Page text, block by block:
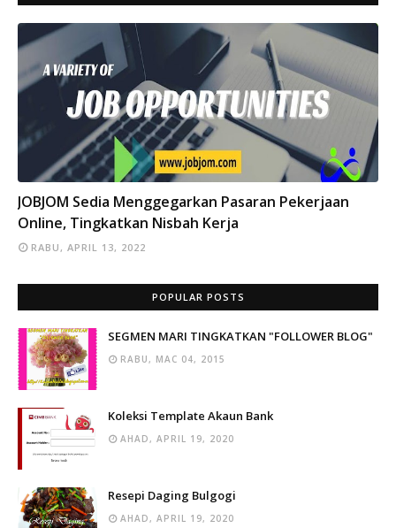
INFO
JOBJOM Sedia Menggegarkan Pasaran Pekerjaan
Online, Tingkatkan Nisbah Kerja
RABU, APRIL 13, 2022
POPULAR POSTS
SEGMEN MARI TINGKATKAN "FOLLOWER BLOG"
RABU, MAC 04, 2015
Koleksi Template Akaun Bank
AHAD, APRIL 19, 2020
Resepi Daging Bulgogi
AHAD, APRIL 19, 2020